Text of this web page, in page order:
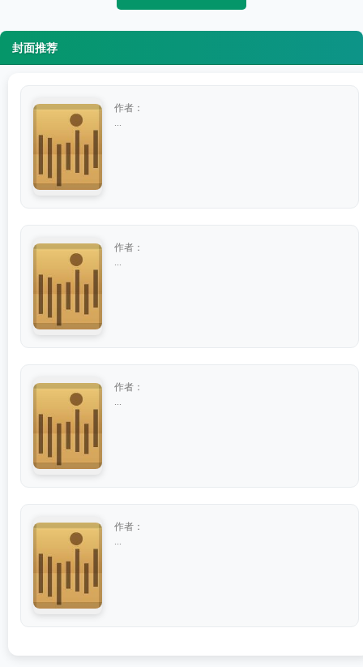
封面推荐
作者：
作者：
作者：
作者：